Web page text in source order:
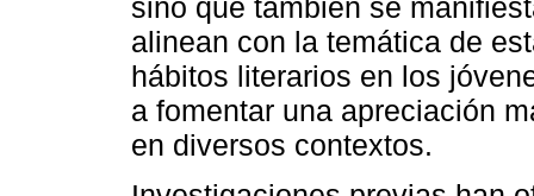
sino que también se
alinean con la temática de
hábitos literarios en los
a fomentar una apreciación
en diversos contextos.